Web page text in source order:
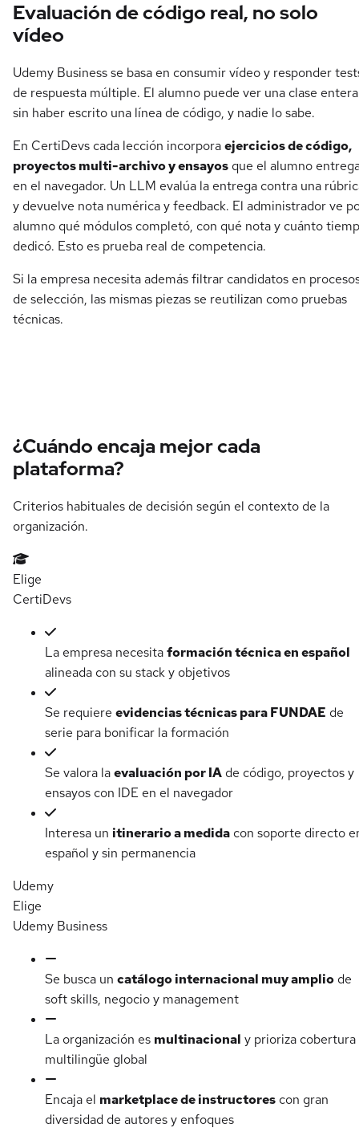
Evaluación de código real, no solo
vídeo
Udemy Business se basa en consumir vídeo y responder
de respuesta múltiple. El alumno puede ver una clase entera
sin haber escrito una línea de código, y nadie lo sabe.
En CertiDevs cada lección incorporaejercicios de código,
proyectos multi-archivo y ensayos que el alumno
en el navegador. Un LLM evalúa la entrega contra una
y devuelve nota numérica y feedback. El administrador ve
alumno qué módulos completó, con qué nota y cuánto
dedicó. Esto es prueba real de competencia.
Si la empresa necesita además filtrar candidatos en
de selección, las mismas piezas se reutilizan como pruebas
técnicas.
¿Cuándo encaja mejor cada
plataforma?
Criterios habituales de decisión según el contexto de la
organización.
Elige
CertiDevs
La empresa necesitaformación técnica en español
alineada con su stack y objetivos
Se requiere evidencias técnicas para FUNDAE de
serie para bonificar la formación
Se valora laevaluación por IA de código, proyectos y
ensayos con IDE en el navegador
Interesa un itinerario a medida con soporte directo
español y sin permanencia
Udemy
Elige
Udemy Business
Se busca un catálogo internacional muy amplio de
soft skills, negocio y management
La organización es multinacional y prioriza cobertura
multilingüe global
Encaja el marketplace de instructores con gran
diversidad de autores y enfoques